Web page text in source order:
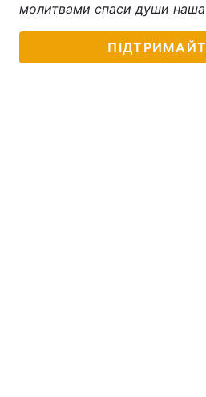
молитвами спаси души наша